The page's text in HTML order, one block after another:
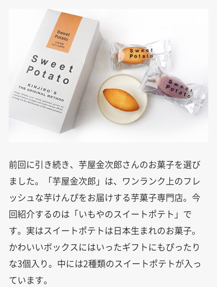
前回に引き続き、芋屋金次郎さんのお菓子を選び
ました。「芋屋金次郎」は、ワンランク上のフレ
ッシュな芋けんぴをお届けする芋菓子専門店。今
回紹介するのは「いもやのスイートポテト」で
す。実はスイートポテトは日本生まれのお菓子。
かわいいボックスにはいったギフトにもぴったり
な3個入り。中には2種類のスイートポテトが入っ
ています。